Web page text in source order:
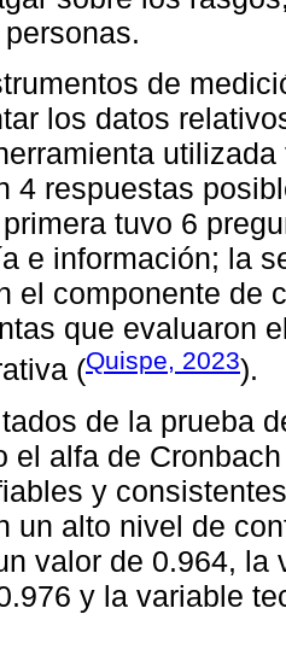
de
los datos
4 respuestas
tuvo 6
e información; la
el componente de
que evaluaron
(Quispe, 2023).
de la prueba
el alfa de
y
un alto nivel de
valor de 0.964, la
y la variable